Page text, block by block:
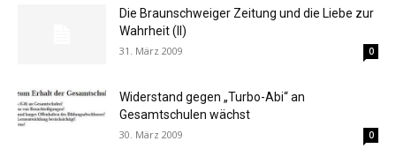
Die Braunschweiger Zeitung und die Liebe zur
Wahrheit (II)
31. März 2009 0
Widerstand gegen „Turbo-Abi“ an
Gesamtschulen wächst
30. März 2009 0